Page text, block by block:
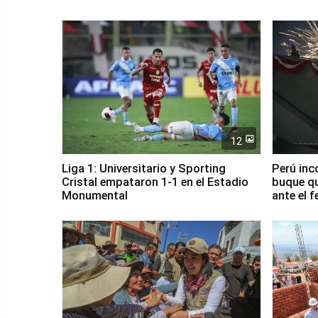
12
Liga 1: Universitario y Sporting
Cristal empataron 1-1 en el Estadio
Monumental
Perú
buque
ante el